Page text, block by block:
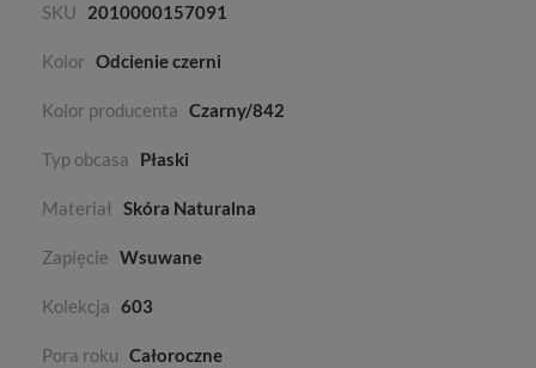
SKU 2010000157091
Kolor Odcienie czerni
Kolor producenta Czarny/842
Typ obcasa Płaski
Materiał Skóra Naturalna
Zapięcie Wsuwane
Kolekcja 603
Pora roku Całoroczne